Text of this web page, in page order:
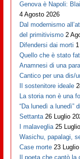
Genova è Napoli:
4 Agosto 2026
Dal modernismo
del primitivismo 2
Difendersi dai morti
Quello che è stato
Anamnesi di una
Cantico per una dis/
Il sostenitore ideale
La storia non è una
“Da lunedì a lunedì”
Settanta 26 Luglio
I malaveglia 25
Wasichu, papalagi,
Case morte 23
Il poeta che cantò